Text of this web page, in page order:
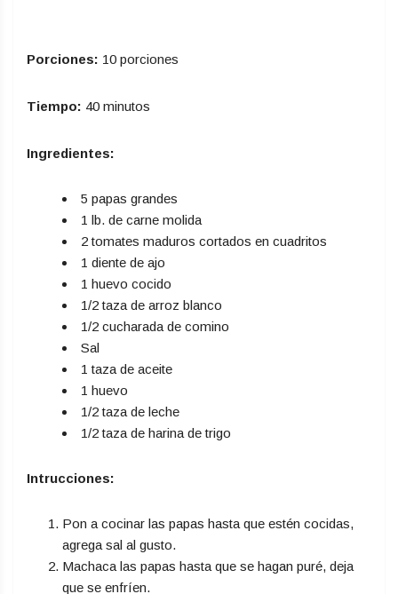
Porciones: 10 porciones
Tiempo: 40 minutos
Ingredientes:
5 papas grandes
1 lb. de carne molida
2 tomates maduros cortados en cuadritos
1 diente de ajo
1 huevo cocido
1/2 taza de arroz blanco
1/2 cucharada de comino
Sal
1 taza de aceite
1 huevo
1/2 taza de leche
1/2 taza de harina de trigo
Intrucciones:
Pon a cocinar las papas hasta que estén cocidas,
agrega sal al gusto.
Machaca las papas hasta que se hagan puré, deja
que se enfríen.